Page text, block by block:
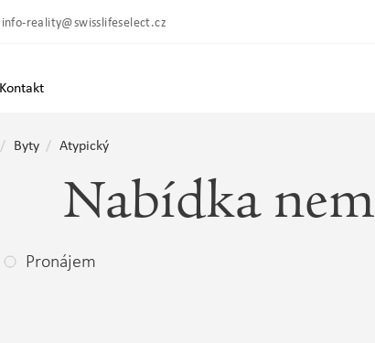
info-reality@swisslifeselect.cz
Kontakt
Byty Atypický
Nabídka
Pronájem